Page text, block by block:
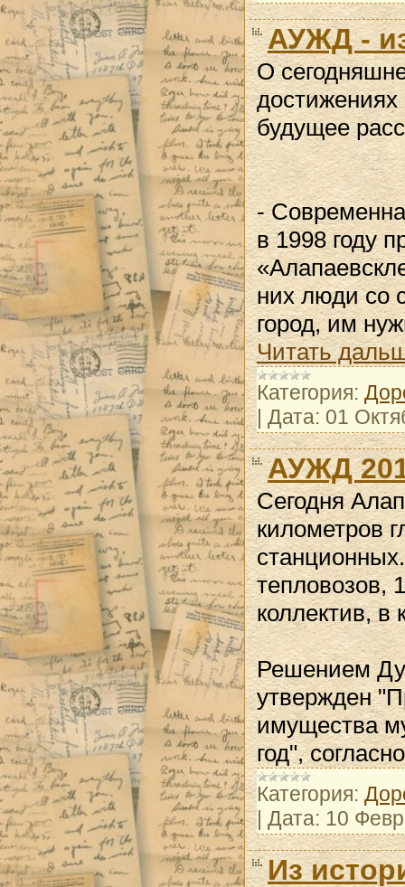
АУЖД -
О
достижениях
будущее
-
в 1998 году
них люди со
город, им
Читать
Категория:
| Дата: 01
АУЖД
Сегодня
километров
тепловозов,
коллектив, в
Решением
утвержден
имущества
год",
Категория:
| Дата: 10
Из